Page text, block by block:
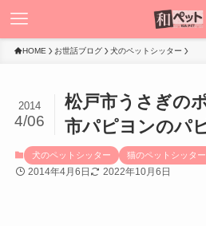
HOME お世話ブログ 犬のペットシッター
松戸市うさぎの
市パピヨンのパ
2014
4/06
犬のペットシッター 猫のペットシッター
2014年4月6日 2022年10月6日